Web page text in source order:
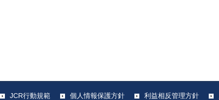
JCR行動規範 個人情報保護方針 利益相反管理方針